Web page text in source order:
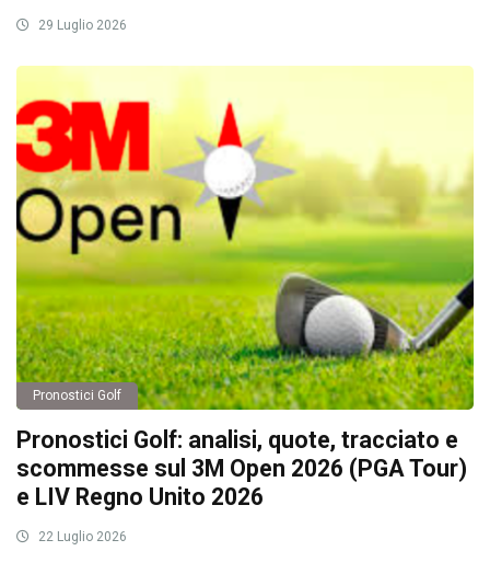
29 Luglio 2026
Pronostici Golf
Pronostici Golf: analisi, quote, tracciato e
scommesse sul 3M Open 2026 (PGA Tour)
e LIV Regno Unito 2026
22 Luglio 2026